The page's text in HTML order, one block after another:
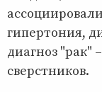
гипертония,
диагноз "рак"
сверстников.